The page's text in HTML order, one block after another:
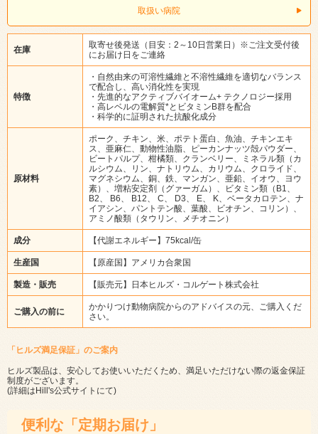
取扱い病院
在庫
取寄せ後発送（目安：2～10日営業日）※ご注文受付後
にお届け日をご連絡
特徴
・自然由来の可溶性繊維と不溶性繊維を適切なバランス
で配合し、高い消化性を実現
・先進的なアクティブバイオーム+ テクノロジー採用
・高レベルの電解質*とビタミンB群を配合
・科学的に証明された抗酸化成分
原材料
ポーク、チキン、米、ポテト蛋白、魚油、チキンエキ
ス、亜麻仁、動物性油脂、ピーカンナッツ殻パウダー、
ビートパルプ、柑橘類、クランベリー、ミネラル類（カ
ルシウム、リン、ナトリウム、カリウム、クロライド、
マグネシウム、銅、鉄、マンガン、亜鉛、イオウ、ヨウ
素）、増粘安定剤（グァーガム）、ビタミン類（B1、
B2、 B6、 B12、 C、 D3、 E、 K、ベータカロテン、ナ
イアシン、パントテン酸、葉酸、ビオチン、コリン）、
アミノ酸類（タウリン、メチオニン）
成分 【代謝エネルギー】75kcal/缶
生産国 【原産国】アメリカ合衆国
製造・販売 【販売元】日本ヒルズ・コルゲート株式会社
ご購入の前に
かかりつけ動物病院からのアドバイスの元、ご購入くだ
さい。
「ヒルズ満足保証」のご案内
ヒルズ製品は、安心してお使いいただくため、満足いただけない際の返金保証
制度がございます。
(詳細はHill's公式サイト にて)
便利な「定期お届け」